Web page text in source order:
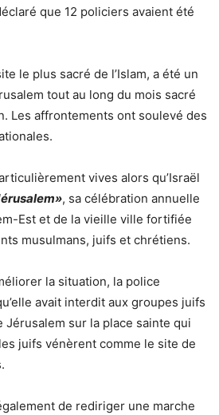
que 12 policiers avaient été
le plus sacré de l’Islam, a été un
tout au long du mois sacré
Les affrontements ont soulevé des
vives alors qu’Israël
, sa célébration annuelle
Est et de la vieille ville fortifiée
musulmans, juifs et chrétiens.
la situation, la police
avait interdit aux groupes juifs
sur la place sainte qui
juifs vénèrent comme le site de
de rediriger une marche